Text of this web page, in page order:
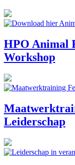
HPO Animal
Workshop
Leiderschap